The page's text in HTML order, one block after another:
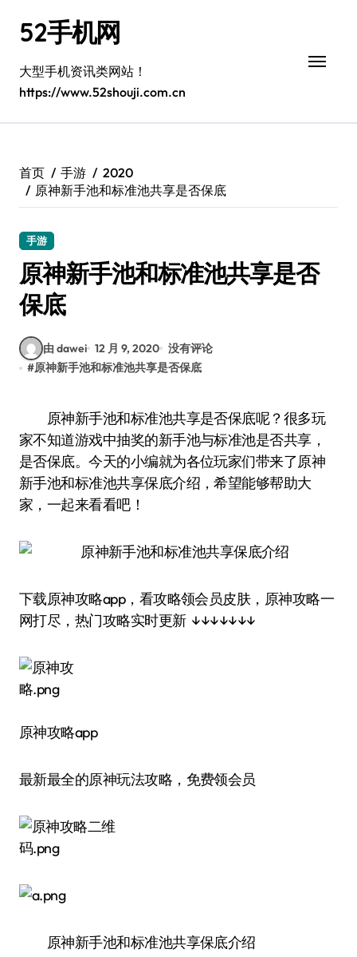
52手机网
大型手机资讯类网站！
https://www.52shouji.com.cn
首页 手游
2020
原神新手池和标准池共享是否保底
手游
原神新手池和标准池共享是否
保底
由 dawei 12 月 9, 2020 没有评论
#原神新手池和标准池共享是否保底
原神新手池和标准池共享是否保底呢？很多玩
家不知道游戏中抽奖的新手池与标准池是否共享，
是否保底。今天的小编就为各位玩家们带来了原神
新手池和标准池共享保底介绍，希望能够帮助大
家，一起来看看吧！
下载原神攻略app，看攻略领会员皮肤，原神攻略一
网打尽，热门攻略实时更新 ↓↓↓↓↓↓↓
原神攻略app
最新最全的原神玩法攻略，免费领会员
原神新手池和标准池共享保底介绍